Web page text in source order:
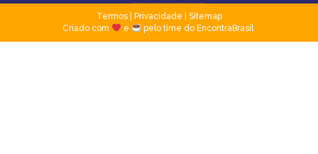
Termos| Privacidade
Sitemap
Criado com
e pelo time do EncontraBrasil